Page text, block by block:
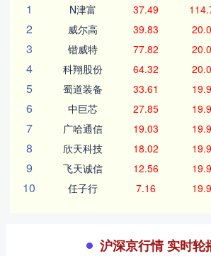
1
N津富 37.49
2 威尔高 39.83
3 锴威特 77.82
4 科翔股份 64.32
5 蜀道装备 33.61
6 中巨芯 27.85
7 广哈通信 19.03
8 欣天科技 18.02
9 飞天诚信 12.56
10 任子行 7.16
沪深京行情 实时轮